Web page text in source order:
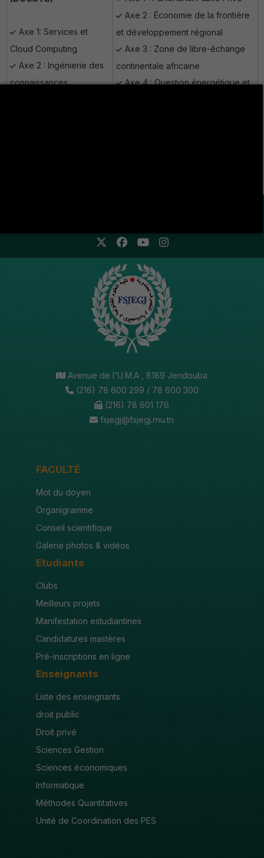
Axe 1: Services et
Cloud Computing
Axe 2 : Ingénierie des
connaissances
Axe 2 : Économie de la frontière
et développement régional
Axe 3 : Zone de libre-échange
continentale africaine
Axe 4 : Question énergétique et
Avenue de l'U.M.A , 8189 Jendouba
(216) 78 600 299 / 78 600 300
(216) 78 601 176
fsjegj@fsjegj.rnu.tn
FACULTÉ
Mot du doyen
Organigramme
Conseil scientifique
Galerie photos & vidéos
Etudiants
Clubs
Meilleurs projets
Manifestation estudiantines
Candidatures mastères
Pré-inscriptions en ligne
Enseignants
Liste des enseignants
droit public
Droit privé
Sciences Gestion
Sciences économiques
Informatique
Méthodes Quantitatives
Unité de Coordination des PES